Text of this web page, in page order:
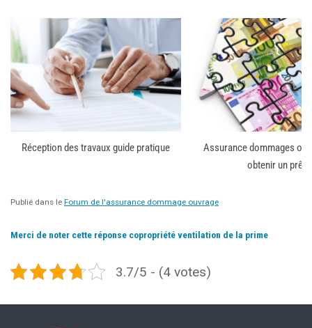
Réception des travaux guide pratique
Assurance dommages
obtenir un prêt
Publié dans le Forum de l'assurance dommage ouvrage
Merci de noter cette réponse copropriété ventilation de la prime
3.7/5 - (4 votes)